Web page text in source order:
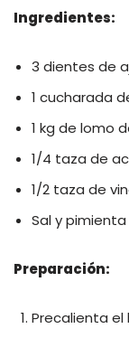
Ingredientes:
3 dientes de
1 cucharada
1 kg de lomo
1/4 taza de
1/2 taza de
Sal y pimienta
Preparación:
Precalienta el